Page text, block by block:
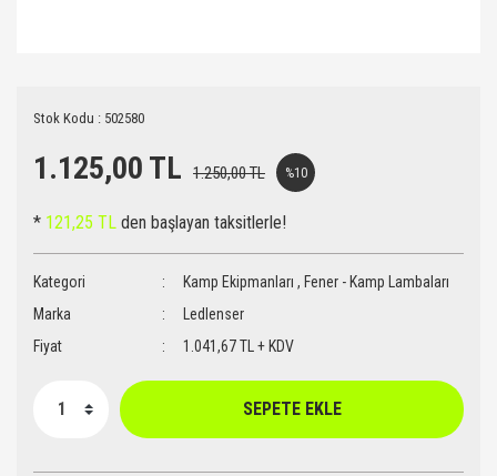
Stok Kodu : 502580
1.125,00 TL 1.250,00 TL %10
* 121,25 TL den başlayan taksitlerle!
Kategori Kamp Ekipmanları , Fener - Kamp Lambaları
Marka
Ledlenser
Fiyat
1.041,67 TL + KDV
SEPETE EKLE